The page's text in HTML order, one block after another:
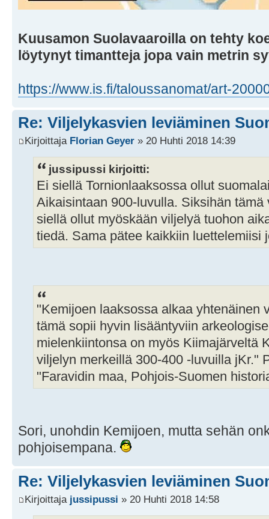
Kuusamon Suolavaaroilla on tehty
löytynyt timantteja jopa vain metrin
https://www.is.fi/taloussanomat/art-
Re: Viljelykasvien leviäminen
Kirjoittaja Florian Geyer » 20 Huhti 2018 14:39
jussipussi kirjoitti:
Ei siellä Tornionlaaksossa ollut
Aikaisintaan 900-luvulla. Siksihän
siellä ollut myöskään viljelyä tuohon
tiedä. Sama pätee kaikkiin luettelemiisi
"Kemijoen laaksossa alkaa yhtenäinen
tämä sopii hyvin lisääntyviin
mielenkiintonsa on myös Kiimajärveltä
viljelyn merkeillä 300-400 -luvuilla jKr."
"Faravidin maa, Pohjois-Suomen
Sori, unohdin Kemijoen, mutta sehän
pohjoisempana.
Re: Viljelykasvien leviäminen
Kirjoittaja jussipussi » 20 Huhti 2018 14:58